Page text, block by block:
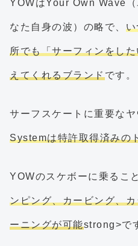
YOWはYour Own Wave
なた自身の波）の略で、
所でも「サーフィンをし
えてくれるブランドです。
サーフスケートに重要な
Systemは特許取得済みの
YOWのスケボーに乗るこ
ンピング、カービング、
ーニングが可能strong>で